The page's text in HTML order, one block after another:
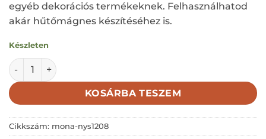
egyéb dekorációs termékeknek. Felhasználhatod
akár hűtőmágnes készítéséhez is.
Készleten
ÉDES OTTHON VIRÁGOS FAKARIKA SÁRGA TUKÁN
KOSÁRBA TESZEM
Cikkszám: mona-nys1208